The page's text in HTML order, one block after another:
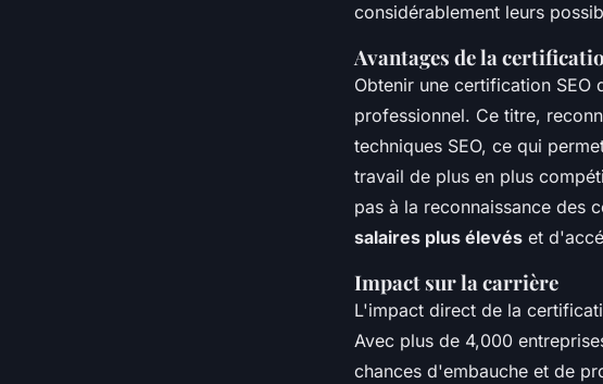
considérablement leurs
Avantages de la
Obtenir une certification SEO
professionnel. Ce titre,
techniques SEO, ce qui
travail de plus en plus
pas à la reconnaissance des
salaires plus élevés et
Impact sur la carrière
L'impact direct de la
Avec plus de 4,000
chances d'embauche et de